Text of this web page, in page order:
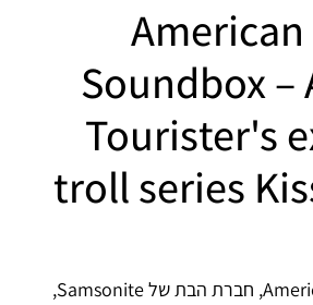
Soundbox –
Tourister's
troll series
מזוודות American Tourister, חברת הבת של Samsonite,